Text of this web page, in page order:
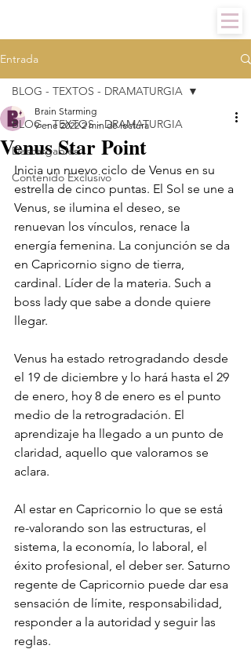
Entrada
BLOG - TEXTOS - DRAMATURGIA
Descargables
Contenido Exclusivo
BLOG - TEXTOS - DRAMATURGIA
Venus Star Point
Brain Starming
9 ene 2022 2 min de lectura
Inicia un nuevo ciclo de Venus en su
estrella de cinco puntas. El Sol se une a
Venus, se ilumina el deseo, se
renuevan los vínculos, renace la
energía femenina. La conjunción se da
en Capricornio signo de tierra,
cardinal. Líder de la materia. Such a
boss lady que sabe a donde quiere
llegar.
Venus ha estado retrogradando desde
el 19 de diciembre y lo hará hasta el 29
de enero, hoy 8 de enero es el punto
medio de la retrogradación. El
aprendizaje ha llegado a un punto de
claridad, aquello que valoramos se
aclara.
Al estar en Capricornio lo que se está
re-valorando son las estructuras, el
sistema, la economía, lo laboral, el
éxito profesional, el deber ser. Saturno
regente de Capricornio puede dar esa
sensación de límite, responsabilidad,
responder a la autoridad y seguir las
reglas.